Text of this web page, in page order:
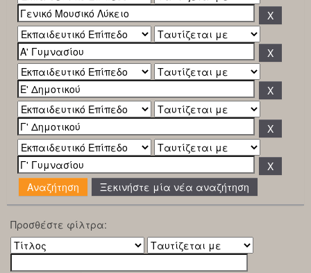
Ξεκινήστε μία νέα αναζήτηση
Προσθέστε φίλτρα: